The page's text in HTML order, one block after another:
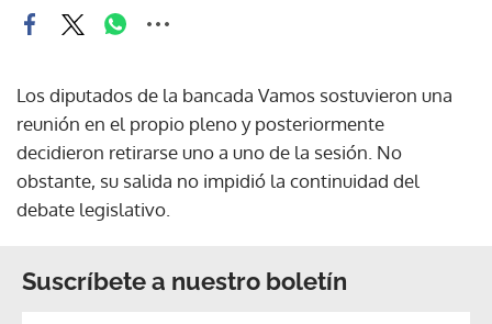
Los diputados de la bancada Vamos sostuvieron una
reunión en el propio pleno y posteriormente
decidieron retirarse uno a uno de la sesión. No
obstante, su salida no impidió la continuidad del
debate legislativo.
Suscríbete a nuestro boletín